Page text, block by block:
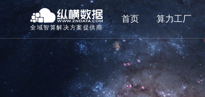
全域智算解决方案提供商
首页 算力工厂